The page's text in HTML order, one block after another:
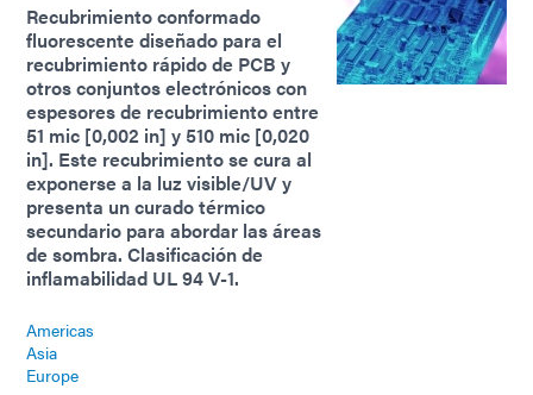
Recubrimiento conformado
fluorescente diseñado para el
recubrimiento rápido de PCB y
otros conjuntos electrónicos con
espesores de recubrimiento entre
51 mic [0,002 in] y 510 mic [0,020
in]. Este recubrimiento se cura al
exponerse a la luz visible/UV y
presenta un curado térmico
secundario para abordar las áreas
de sombra. Clasificación de
inflamabilidad UL 94 V-1.
Americas
Asia
Europe